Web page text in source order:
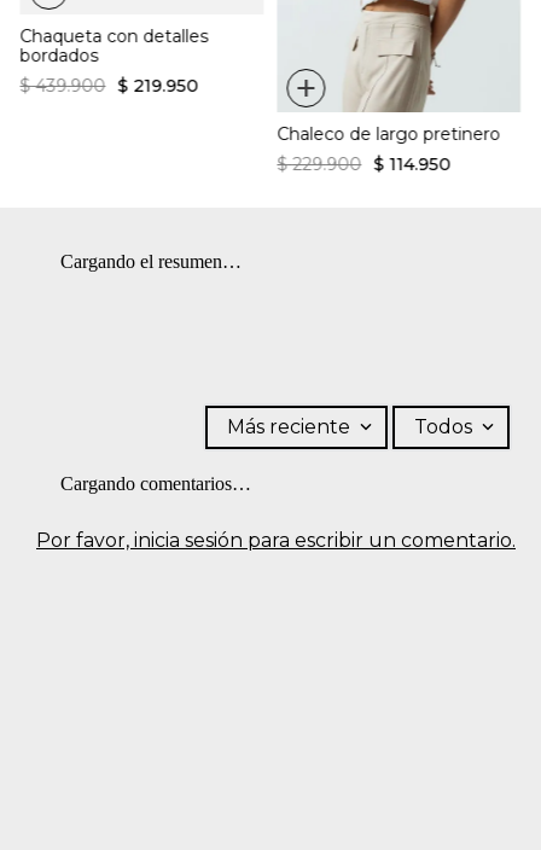
¿Cómo es el fit?:
Corte regular
Cuello camisero
Botones frontales
Bolsillos estilo cargo
máxima 40 ºC. OTROS: Lavar separadamente. SECADO: No
secar en máquina.
Chaqueta con detalles
bordados
$ 439.900 $ 219.950 +
Chaleco de largo pretinero
$ 229.900 $ 114.950
Cargando el resumen…
Por favor, inicia sesión para escribir un comentario.
Más reciente Todos
Cargando comentarios…